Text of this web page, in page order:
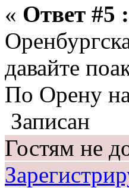
« Ответ #5 :
давайте
По Орену
Записан
Гостям не